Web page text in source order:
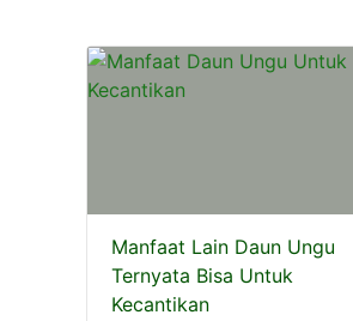
Manfaat Lain Daun Ungu
Ternyata Bisa Untuk
Kecantikan